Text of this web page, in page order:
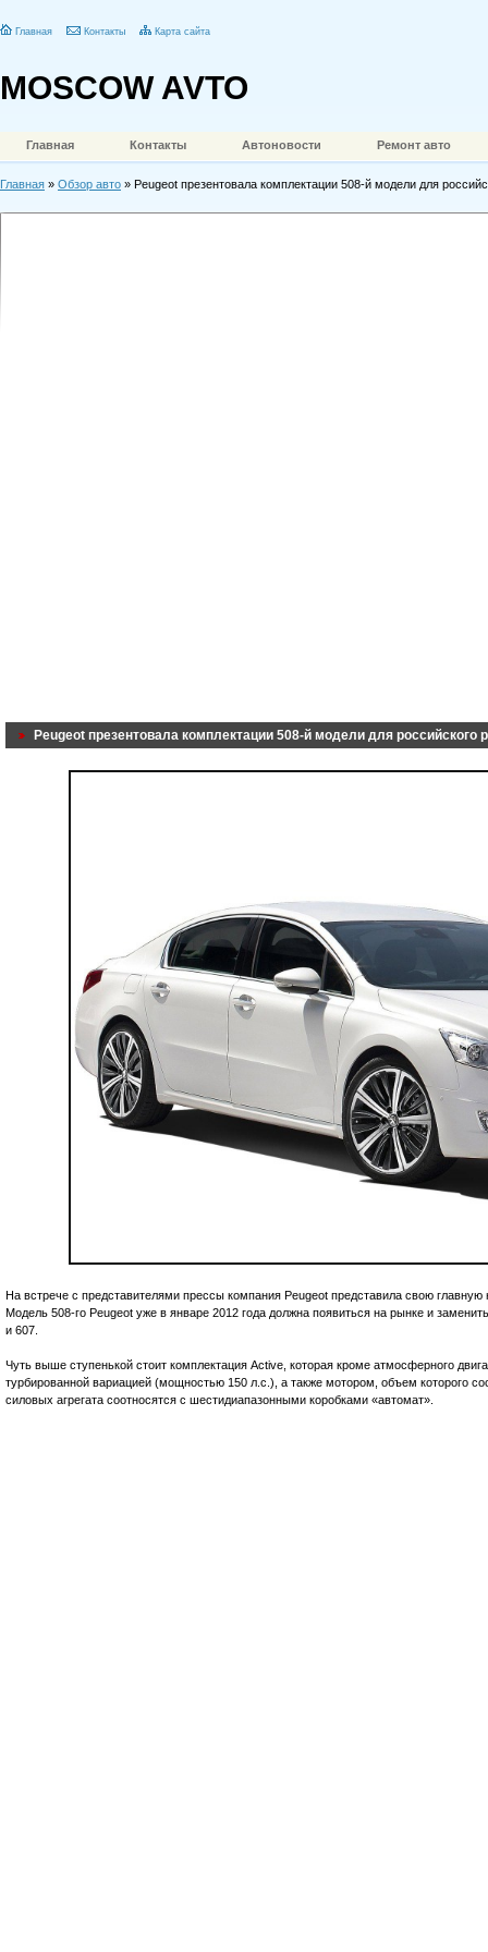
Главная Контакты Карта сайта
MOSCOW AVTO
Главная Контакты Автоновости Ремонт авто
Главная » Обзор авто » Peugeot презентовала комплектации 508-й модели для
Peugeot презентовала комплектации 508-й модели для российского
На встрече с представителями прессы компания Peugeot представила свою
Модель 508-го Peugeot уже в январе 2012 года должна появиться на рынке и
и 607.
Чуть выше ступенькой стоит комплектация Active, которая кроме атмосферного
турбированной вариацией (мощностью 150 л.с.), а также мотором, объем которого
силовых агрегата соотносятся с шестидиапазонными коробками «автомат».